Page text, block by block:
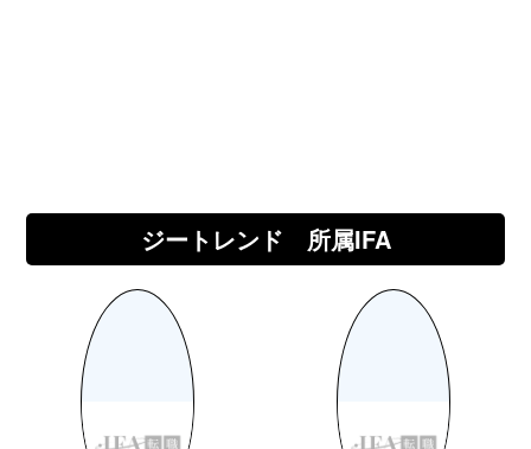
ジートレンド 所属IFA